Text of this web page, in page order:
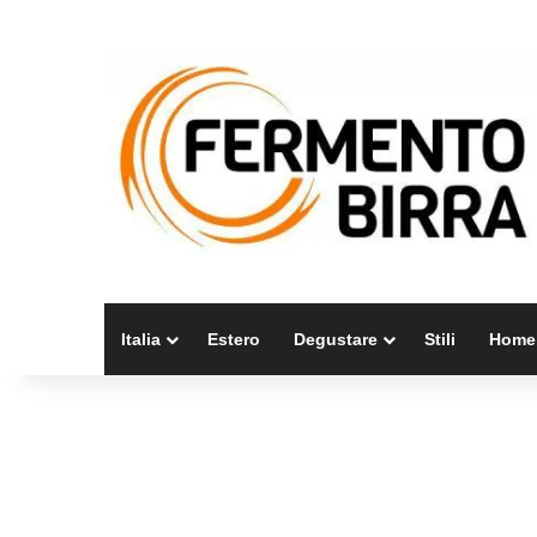
Italia Estero Degustare Stili